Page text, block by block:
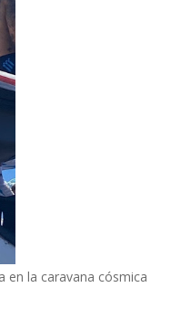
en la caravana cósmica